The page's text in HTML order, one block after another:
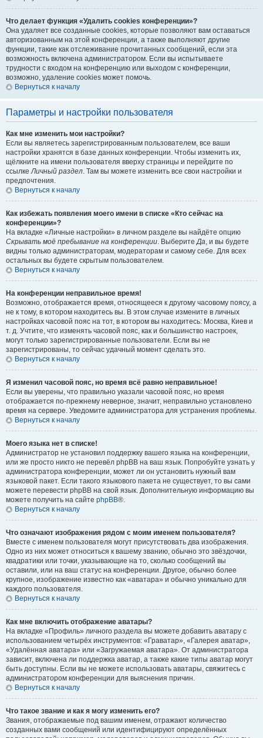
Что делает функция «Удалить cookies конференции»?
Она удаляет все созданные cookies, которые позволяют вам оставаться
авторизованным на этой конференции, а также выполняют другие
функции, такие как отслеживание прочитанных сообщений, если эта
возможность включена администратором. Если вы испытываете
трудности с входом на конференцию или выходом с конференции,
возможно, удаление cookies может помочь.
Вернуться к началу
Параметры и настройки пользователя
Как мне изменить мои настройки?
Если вы являетесь зарегистрированным пользователем, все ваши
настройки хранятся в базе данных конференции. Чтобы изменить их,
щёлкните на имени пользователя вверху страницы и перейдите по
ссылкеЛичный раздел. Там вы можете изменить все свои настройки и
предпочтения.
Вернуться к началу
Как избежать появления моего имени в списке «Кто сейчас на
конференции»?
На вкладке «Личные настройки» в личном разделе вы найдёте опцию
Скрывать моё пребывание на конференции. ВыберитеДа, и вы будете
видны только администраторам, модераторам и самому себе. Для всех
остальных вы будете скрытым пользователем.
Вернуться к началу
На конференции неправильное время!
Возможно, отображается время, относящееся к другому часовому поясу, а
не к тому, в котором находитесь вы. В этом случае измените в личных
настройках часовой пояс на тот, в котором вы находитесь: Москва, Киев и
т. д. Учтите, что изменять часовой пояс, как и большинство настроек,
могут только зарегистрированные пользователи. Если вы не
зарегистрированы, то сейчас удачный момент сделать это.
Вернуться к началу
Я изменил часовой пояс, но время всё равно неправильное!
Если вы уверены, что правильно указали часовой пояс, но время
отображается по-прежнему неверное, значит, неправильно установлено
время на сервере. Уведомите администратора для устранения проблемы.
Вернуться к началу
Моего языка нет в списке!
Администратор не установил поддержку вашего языка на конференции,
или же просто никто не перевёл phpBB на ваш язык. Попробуйте узнать у
администратора конференции, может ли он установить нужный вам
языковой пакет. Если такого языкового пакета не существует, то вы сами
можете перевести phpBB на свой язык. Дополнительную информацию вы
можете получить на сайте phpBB®.
Вернуться к началу
Что означают изображения рядом с моим именем пользователя?
Вместе с именем пользователя могут присутствовать два изображения.
Одно из них может относиться к вашему званию, обычно это звёздочки,
квадратики или точки, указывающие на то, сколько сообщений вы
оставили, или на ваш статус на конференции. Другое, обычно более
крупное, изображение известно как «аватара» и обычно уникально для
каждого пользователя.
Вернуться к началу
Как мне включить отображение аватары?
На вкладке «Профиль» личного раздела вы можете добавить аватару с
использованием четырёх инструментов: «Граватар», «Галерея аватар»,
«Удалённая аватара» или «Загружаемая аватара». От администратора
зависит, включена ли поддержка аватар, а также какие типы аватар могут
быть доступны. Если вы не можете использовать аватары, свяжитесь с
администратором конференции для выяснения причин.
Вернуться к началу
Что такое звание и как я могу изменить его?
Звания, отображаемые под вашим именем, отражают количество
созданных вами сообщений или идентифицируют определённых